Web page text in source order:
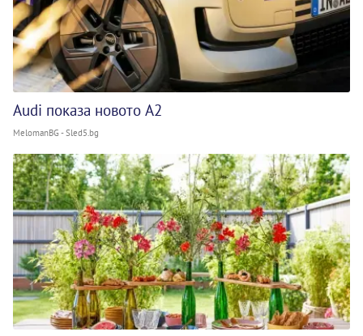
Audi показа новото A2
MelomanBG - Sled5.bg